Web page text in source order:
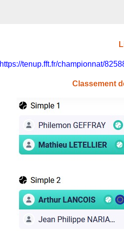
https://tenup.fft.fr/championnat/
Classement